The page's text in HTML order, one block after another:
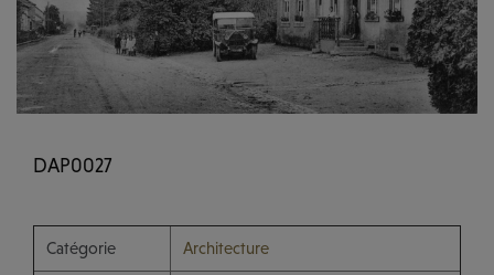
DAP0027
Catégorie Architecture